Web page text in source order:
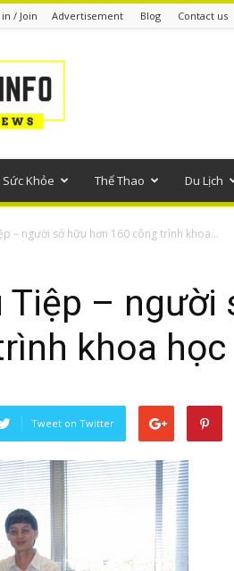
in / Join Advertisement Blog Contact us
Sức Khỏe Thể Thao Du Lịch
– người sở hữu hơn 160 công trình khoa...
Tiệp – người
khoa học
Tweet on Twitter